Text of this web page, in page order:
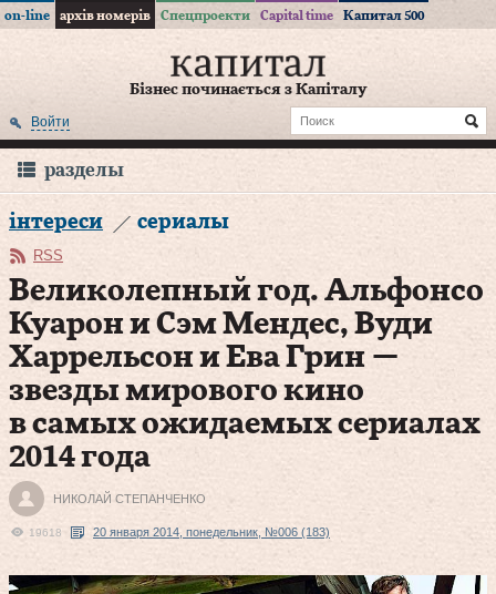
on-line архів номерів Спецпроекти Capital time Капитал 500
Бізнес починається з Капіталу
Войти
разделы
інтереси сериалы
RSS
Великолепный год. Альфонсо
Куарон и Сэм Мендес, Вуди
Харрельсон и Ева Грин —
звезды мирового кино
в самых ожидаемых сериалах
2014 года
НИКОЛАЙ СТЕПАНЧЕНКО
19618 20 января 2014, понедельник, №006 (183)